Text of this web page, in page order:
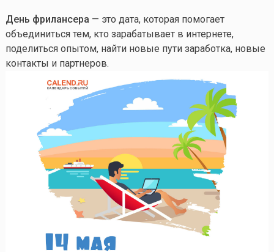
День фрилансера — это дата, которая помогает
объединиться тем, кто зарабатывает в интернете,
поделиться опытом, найти новые пути заработка, новые
контакты и партнеров.